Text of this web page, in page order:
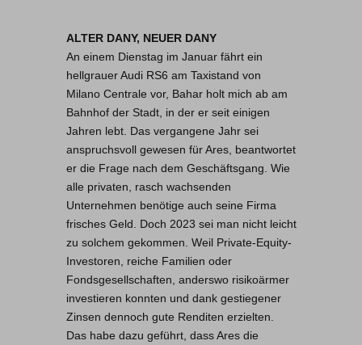
ALTER DANY, NEUER DANY
An einem Dienstag im Januar fährt ein
hellgrauer Audi RS6 am Taxistand von
Milano Centrale vor, Bahar holt mich ab am
Bahnhof der Stadt, in der er seit einigen
Jahren lebt. Das vergangene Jahr sei
anspruchsvoll gewesen für Ares, beantwortet
er die Frage nach dem Geschäftsgang. Wie
alle privaten, rasch wachsenden
Unternehmen benötige auch seine Firma
frisches Geld. Doch 2023 sei man nicht leicht
zu solchem gekommen. Weil Private-Equity-
Investoren, reiche Familien oder
Fondsgesellschaften, anderswo risikoärmer
investieren konnten und dank gestiegener
Zinsen dennoch gute Renditen erzielten.
Das habe dazu geführt, dass Ares die